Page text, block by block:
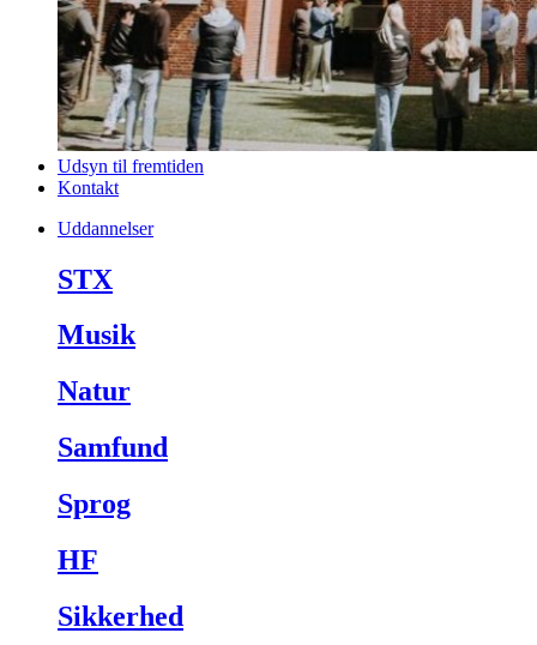
Udsyn til fremtiden
Kontakt
Uddannelser
STX
Musik
Natur
Samfund
Sprog
HF
Sikkerhed